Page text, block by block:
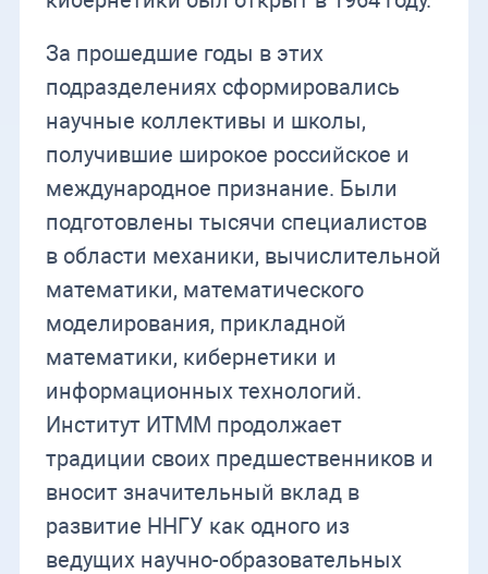
За прошедшие годы в этих
подразделениях сформировались
научные коллективы и школы,
получившие широкое российское и
международное признание. Были
подготовлены тысячи специалистов
в области механики, вычислительной
математики, математического
моделирования, прикладной
математики, кибернетики и
информационных технологий.
Институт ИТММ продолжает
традиции своих предшественников и
вносит значительный вклад в
развитие ННГУ как одного из
ведущих научно-образовательных